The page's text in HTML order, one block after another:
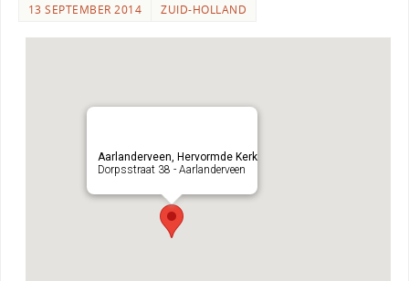
13 SEPTEMBER 2014 ZUID-HOLLAND
Aarlanderveen, Hervormde Kerk
Dorpsstraat 38 - Aarlanderveen